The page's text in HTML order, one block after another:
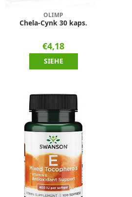
OLIMP
Chela-Cynk 30 kaps.
€4,18
SIEHE